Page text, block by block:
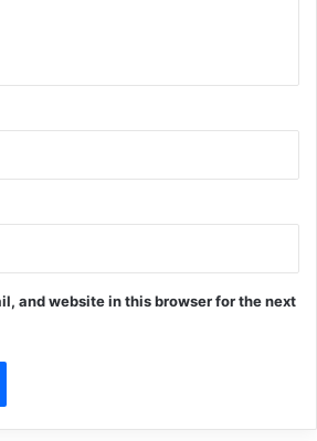
and website in this browser for the next